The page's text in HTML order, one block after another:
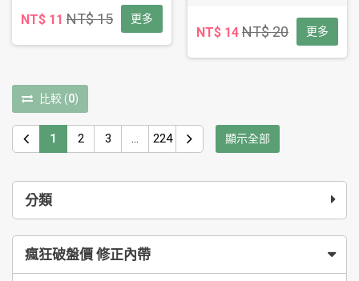
分類
瘋狂破盤價 修正內帶
NT$ 11 NT$ 15 更多
NT$ 14 NT$ 20 更多
比較 (0)
1 2 3 ... 224 顯示全部